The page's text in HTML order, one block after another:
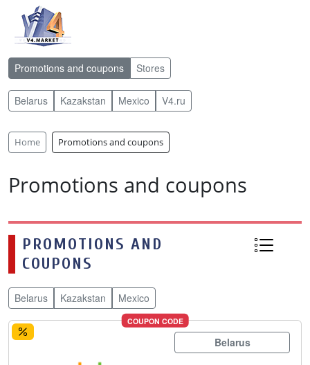
Promotions and coupons Stores
Belarus Kazakstan Mexico V4.ru
Home Promotions and coupons
Promotions and coupons
PROMOTIONS AND
COUPONS
Belarus Kazakstan Mexico
COUPON CODE
Belarus